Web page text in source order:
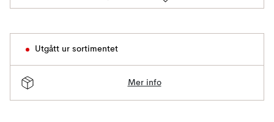
Utgått ur sortimentet
Mer info